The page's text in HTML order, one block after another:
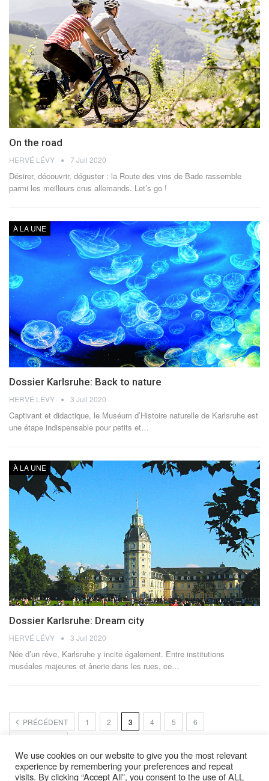
On the road
HERVÉ LÉVY 7 Juil 2020
Désirer, découvrir, déguster : la Route des vins de Bade rassemble
parmi les meilleurs crus allemands. Let’s go !
À LA UNE
Dossier Karlsruhe: Back to nature
HERVÉ LÉVY 3 Juil 2020
Captivant et didactique, le Muséum d’Histoire naturelle de Karlsruhe est
une étape indispensable pour petits et…
À LA UNE
Dossier Karlsruhe: Dream city
HERVÉ LÉVY 3 Juil 2020
Née d’un rêve, Karlsruhe y incite également. Entre institutions
muséales majeures et ânerie dans les rues, ce…
PRÉCÉDENT 1 2 3 4 5
6
We use cookies on our website to give you the most relevant
experience by remembering your preferences and repeat
visits. By clicking “Accept All”, you consent to the use of ALL